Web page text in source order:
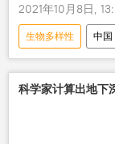
2021年10月8日,
生物多样性 中国
科学家计算出地下